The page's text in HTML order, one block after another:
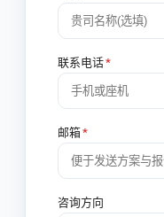
联系电话*
邮箱*
咨询方向